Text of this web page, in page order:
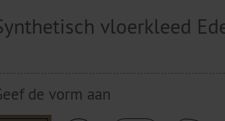
vloerkleed
de vorm aan